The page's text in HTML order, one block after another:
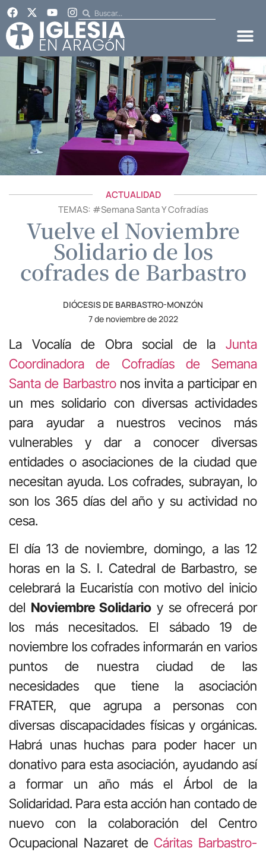
ACTUALIDAD
TEMAS: #Semana Santa Y Cofradías
Vuelve el Noviembre
Solidario de los
cofrades de Barbastro
DIÓCESIS DE BARBASTRO-MONZÓN
7 de noviembre de 2022
La Vocalía de Obra social de la Junta
Coordinadora de Cofradías de Semana
Santa de Barbastronos invita a participar en
un mes solidario con diversas actividades
para ayudar a nuestros vecinos más
vulnerables y dar a conocer diversas
entidades o asociaciones de la ciudad que
necesitan ayuda. Los cofrades, subrayan, lo
son los 365 días del año y su actividad no
cesa.
El día 13 de noviembre, domingo, a las 12
horas en la S. I. Catedral de Barbastro, se
celebrará la Eucaristía con motivo del inicio
del Noviembre Solidario y se ofrecerá por
los más necesitados. El sábado 19 de
noviembre los cofrades informarán en varios
puntos de nuestra ciudad de las
necesidades que tiene la asociación
FRATER, que agrupa a personas con
diversas discapacidades físicas y orgánicas.
Habrá unas huchas para poder hacer un
donativo para esta asociación, ayudando así
a formar un año más el Árbol de la
Solidaridad. Para esta acción han contado de
nuevo con la colaboración del Centro
Ocupacional Nazaret deCáritas Barbastro-